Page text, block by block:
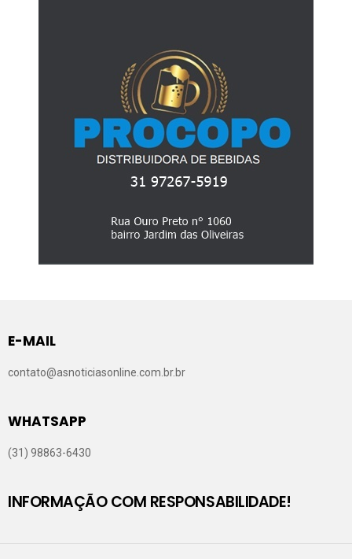
E-MAIL
contato@asnoticiasonline.com.br.br
WHATSAPP
(31) 98863-6430
INFORMAÇÃO COM RESPONSABILIDADE!